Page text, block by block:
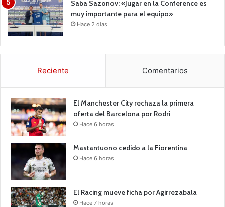
Saba Sazonov: «Jugar en la Conference es
muy importante para el equipo»
Hace 2 días
Reciente Comentarios
El Manchester City rechaza la primera
oferta del Barcelona por Rodri
Hace 6 horas
Mastantuono cedido a la Fiorentina
Hace 6 horas
El Racing mueve ficha por Agirrezabala
Hace 7 horas